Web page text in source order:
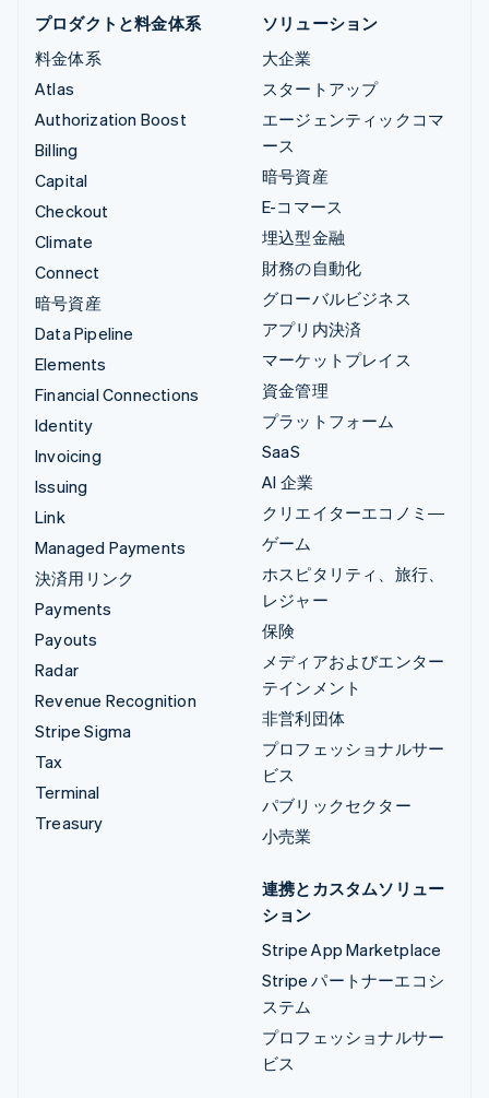
プロダクトと料金体系
料金体系
Atlas
Authorization Boost
Billing
Capital
Checkout
Climate
Connect
暗号資産
Data Pipeline
Elements
Financial Connections
Identity
Invoicing
Issuing
Link
Managed Payments
決済用リンク
Payments
Payouts
Radar
Revenue Recognition
Stripe Sigma
Tax
Terminal
Treasury
ソリューション
大企業
スタートアップ
エージェンティックコマ
ース
暗号資産
E-コマース
埋込型金融
財務の自動化
グローバルビジネス
アプリ内決済
マーケットプレイス
資金管理
プラットフォーム
SaaS
AI 企業
クリエイターエコノミ―
ゲーム
ホスピタリティ、旅行、
レジャー
保険
メディアおよびエンター
テインメント
非営利団体
プロフェッショナルサー
ビス
パブリックセクター
小売業
連携とカスタムソリュー
ション
Stripe App Marketplace
Stripe パートナーエコシ
ステム
プロフェッショナルサー
ビス